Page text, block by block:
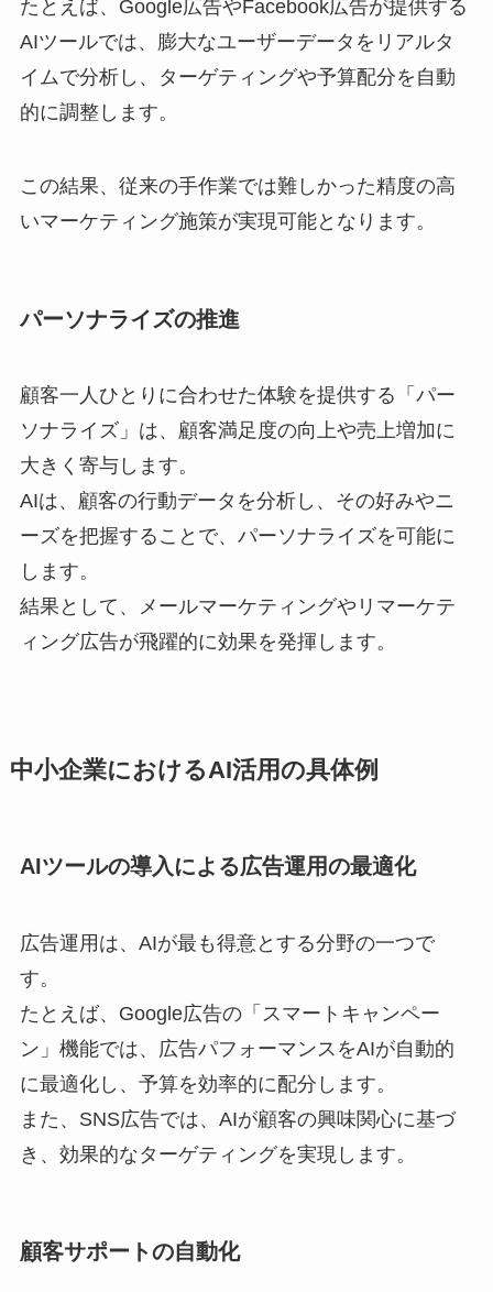
たとえば、Google広告やFacebook広告が提供する
AIツールでは、膨大なユーザーデータをリアルタ
イムで分析し、ターゲティングや予算配分を自動
的に調整します。
この結果、従来の手作業では難しかった精度の高
いマーケティング施策が実現可能となります。
パーソナライズの推進
顧客一人ひとりに合わせた体験を提供する「パー
ソナライズ」は、顧客満足度の向上や売上増加に
大きく寄与します。
AIは、顧客の行動データを分析し、その好みやニ
ーズを把握することで、パーソナライズを可能に
します。
結果として、メールマーケティングやリマーケテ
ィング広告が飛躍的に効果を発揮します。
中小企業におけるAI活用の具体例
AIツールの導入による広告運用の最適化
広告運用は、AIが最も得意とする分野の一つで
す。
たとえば、Google広告の「スマートキャンペー
ン」機能では、広告パフォーマンスをAIが自動的
に最適化し、予算を効率的に配分します。
また、SNS広告では、AIが顧客の興味関心に基づ
き、効果的なターゲティングを実現します。
顧客サポートの自動化